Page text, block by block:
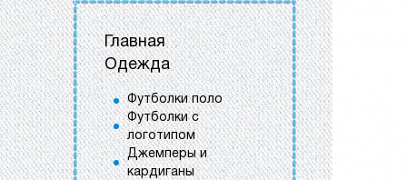
Главная
Одежда
Футболки поло
Футболки с
логотипом
Джемперы и
кардиганы